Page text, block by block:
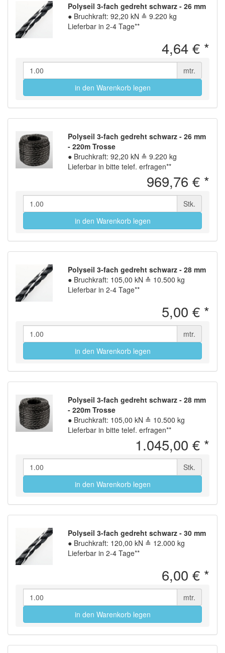
Polyseil 3-fach gedreht schwarz - 26 mm
● Bruchkraft: 92,20 kN ≙ 9.220 kg
Lieferbar in 2-4 Tage**
4,64 € *
mtr.
in den Warenkorb legen
Polyseil 3-fach gedreht schwarz - 26 mm
- 220m Trosse
● Bruchkraft: 92,20 kN ≙ 9.220 kg
Lieferbar in bitte telef. erfragen**
969,76 € *
Stk.
in den Warenkorb legen
Polyseil 3-fach gedreht schwarz - 28 mm
● Bruchkraft: 105,00 kN ≙ 10.500 kg
Lieferbar in 2-4 Tage**
5,00 € *
mtr.
in den Warenkorb legen
Polyseil 3-fach gedreht schwarz - 28 mm
- 220m Trosse
● Bruchkraft: 105,00 kN ≙ 10.500 kg
Lieferbar in bitte telef. erfragen**
1.045,00 € *
Stk.
in den Warenkorb legen
Polyseil 3-fach gedreht schwarz - 30 mm
● Bruchkraft: 120,00 kN ≙ 12.000 kg
Lieferbar in 2-4 Tage**
6,00 € *
mtr.
in den Warenkorb legen